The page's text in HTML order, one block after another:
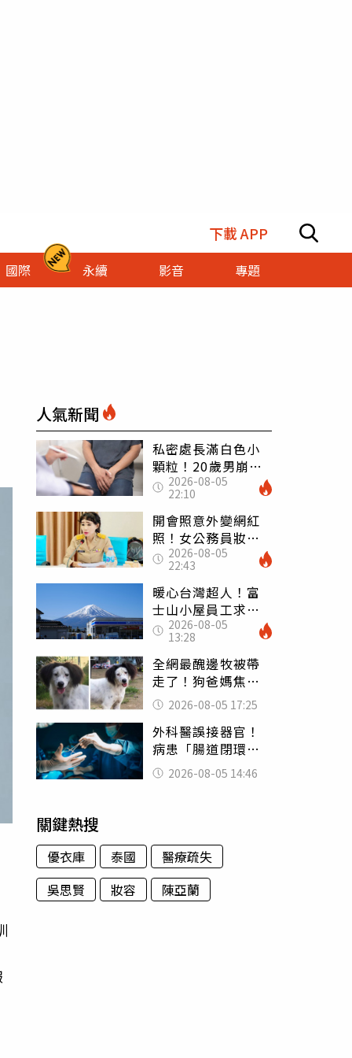
下載 APP
國際 永續 影音 專題
人氣新聞
私密處長滿白色小
顆粒！20歲男崩潰
求診 醫曝5大真相
別再誤會
2026-08-05
22:10
開會照意外變網紅
照！女公務員妝容
掀2千則留言 本人
怒嗆：化妝有錯嗎
2026-08-05
22:43
暖心台灣超人！富
士山小屋員工求助
「想活下去」 山
友狂背物資上山：
台灣真的是寶島
2026-08-05
13:28
全網最醜邊牧被帶
走了！狗爸媽焦慮
到送醫 農場急喊
一句話
2026-08-05 17:25
外科醫誤接器官！
病患「腸道閉環」
無法排便險死 同
行看傻：糟糕至極
2026-08-05 14:46
關鍵熱搜
優衣庫 泰國
醫療疏失
吳思賢
妝容 陳亞蘭